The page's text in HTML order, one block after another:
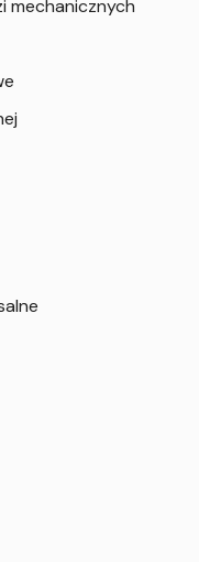
mechanicznych